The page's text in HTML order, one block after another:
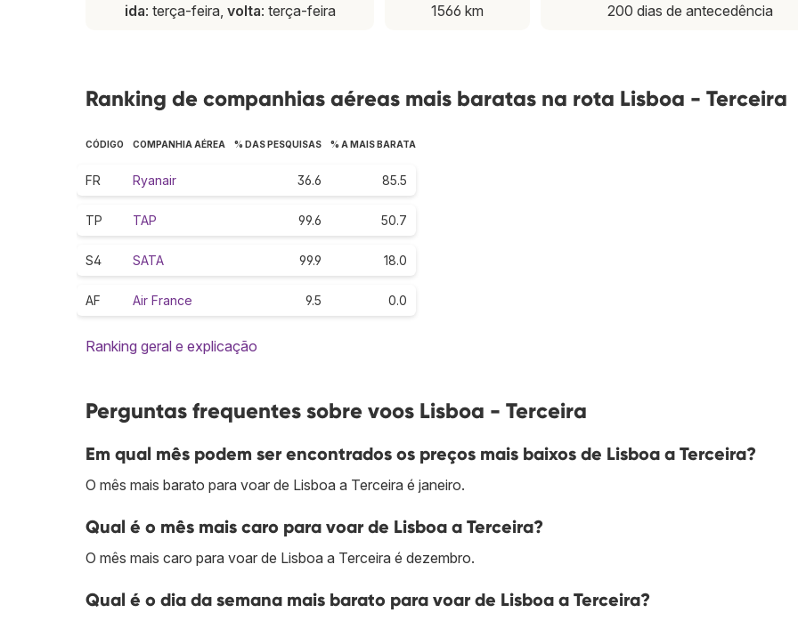
ida: terça-feira, volta: terça-feira
1566 km
200 dias de antecedência
Ranking de companhias aéreas mais baratas na rota Lisboa - Terceira
CÓDIGO COMPANHIA AÉREA % DAS PESQUISAS % A MAIS BARATA
FR Ryanair 36.6 85.5
TP TAP 99.6 50.7
S4 SATA 99.9 18.0
AF Air France 9.5 0.0
Ranking geral e explicação
Perguntas frequentes sobre voos Lisboa - Terceira
Em qual mês podem ser encontrados os preços mais baixos de Lisboa a Terceira?
O mês mais barato para voar de Lisboa a Terceira é janeiro.
Qual é o mês mais caro para voar de Lisboa a Terceira?
O mês mais caro para voar de Lisboa a Terceira é dezembro.
Qual é o dia da semana mais barato para voar de Lisboa a Terceira?